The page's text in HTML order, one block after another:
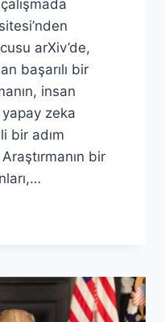
arXiv’de,
başarılı bir
insan
zeka
bir adım
bir